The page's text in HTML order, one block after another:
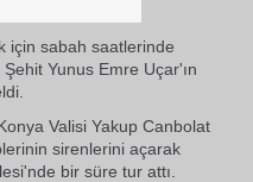
için sabah saatlerinde
Yunus Emre Uçar'ın
Valisi Yakup Canbolat
sirenlerini açarak
bir süre tur attı.